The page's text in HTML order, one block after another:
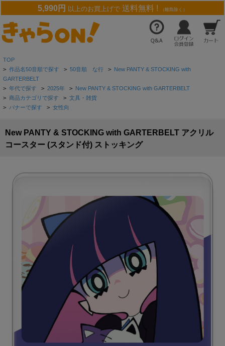
5,990円 以上のお買上げで 送料無料 ! （離島除く）
TOP
> 作品名50音順で探す > 50音順 な行 > New PANTY & STOCKING with
GARTERBELT
> 年代で探す > 2025年 > New PANTY & STOCKING with GARTERBELT
> 商品カテゴリで探す > 文具・雑貨
> バナーで探す > 女性向
New PANTY & STOCKING with GARTERBELT アクリル
コースター (スタンド付) ストッキング